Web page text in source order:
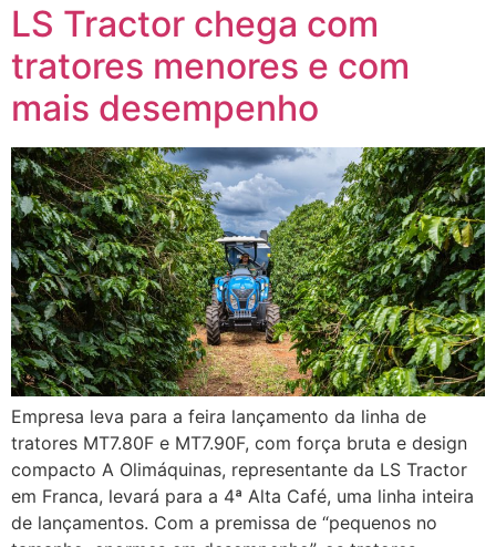
LS Tractor chega com
tratores menores e com
mais desempenho
Empresa leva para a feira lançamento da linha de
tratores MT7.80F e MT7.90F, com força bruta e design
compacto A Olimáquinas, representante da LS Tractor
em Franca, levará para a 4ª Alta Café, uma linha inteira
de lançamentos. Com a premissa de “pequenos no